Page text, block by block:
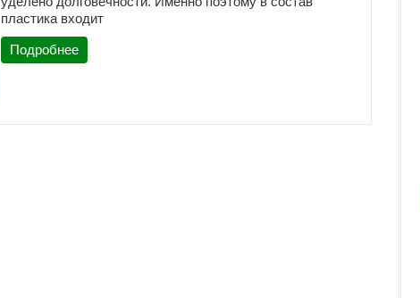
пластика входит
Подробнее